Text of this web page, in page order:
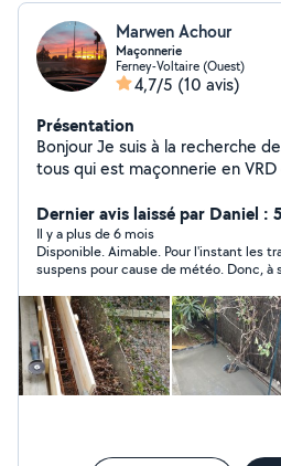
Marwen Achour
Maçonnerie
Ferney-Voltaire (Ouest)
4,7/5 (10 avis)
Présentation
Bonjour Je suis à la recherche des petites bricolages
tous qui est maçonnerie en
Dernier avis laissé par Daniel :
Il y a plus de 6 mois
Disponible. Aimable. Pour l'instant les
suspens pour cause de météo. Donc, à
l'écoute. Je conseille